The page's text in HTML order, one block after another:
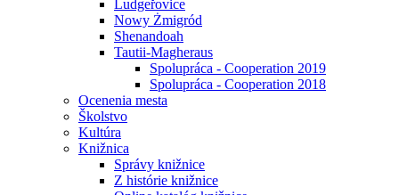
Ludgeřovice
Nowy Żmigród
Shenandoah
Tautii-Magheraus
Spolupráca - Cooperation 2019
Spolupráca - Cooperation 2018
Ocenenia mesta
Školstvo
Kultúra
Knižnica
Správy knižnice
Z histórie knižnice